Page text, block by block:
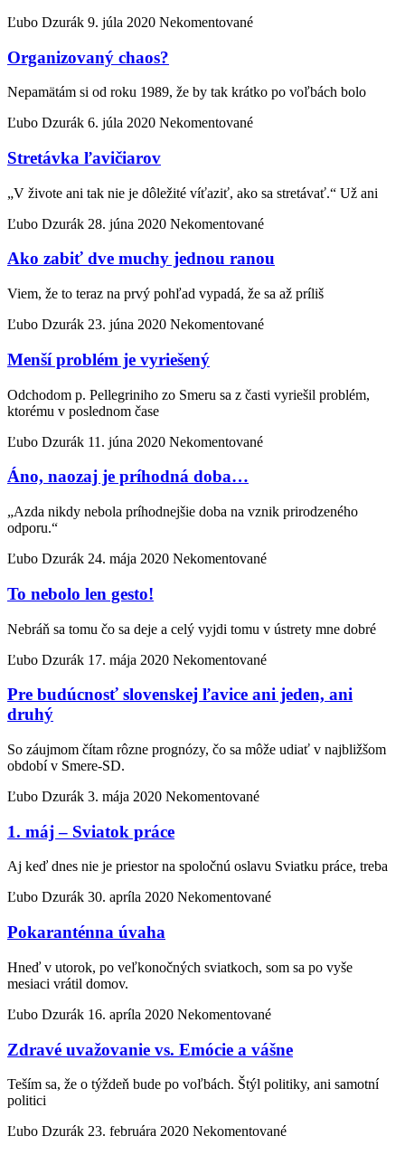
Ľubo Dzurák 9. júla 2020 Nekomentované
Organizovaný chaos?
Nepamätám si od roku 1989, že by tak krátko po voľbách bolo
Ľubo Dzurák 6. júla 2020 Nekomentované
Stretávka ľavičiarov
„V živote ani tak nie je dôležité víťaziť, ako sa stretávať.“ Už ani
Ľubo Dzurák 28. júna 2020 Nekomentované
Ako zabiť dve muchy jednou ranou
Viem, že to teraz na prvý pohľad vypadá, že sa až príliš
Ľubo Dzurák 23. júna 2020 Nekomentované
Menší problém je vyriešený
Odchodom p. Pellegriniho zo Smeru sa z časti vyriešil problém,
ktorému v poslednom čase
Ľubo Dzurák 11. júna 2020 Nekomentované
Áno, naozaj je príhodná doba…
„Azda nikdy nebola príhodnejšie doba na vznik prirodzeného
odporu.“
Ľubo Dzurák 24. mája 2020 Nekomentované
To nebolo len gesto!
Nebráň sa tomu čo sa deje a celý vyjdi tomu v ústrety mne dobré
Ľubo Dzurák 17. mája 2020 Nekomentované
Pre budúcnosť slovenskej ľavice ani jeden, ani
druhý
So záujmom čítam rôzne prognózy, čo sa môže udiať v najbližšom
období v Smere-SD.
Ľubo Dzurák 3. mája 2020 Nekomentované
1. máj – Sviatok práce
Aj keď dnes nie je priestor na spoločnú oslavu Sviatku práce, treba
Ľubo Dzurák 30. apríla 2020 Nekomentované
Pokaranténna úvaha
Hneď v utorok, po veľkonočných sviatkoch, som sa po vyše
mesiaci vrátil domov.
Ľubo Dzurák 16. apríla 2020 Nekomentované
Zdravé uvažovanie vs. Emócie a vášne
Teším sa, že o týždeň bude po voľbách. Štýl politiky, ani samotní
politici
Ľubo Dzurák 23. februára 2020 Nekomentované